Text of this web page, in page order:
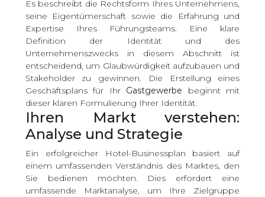
Es beschreibt die Rechtsform Ihres Unternehmens,
seine Eigentümerschaft sowie die Erfahrung und
Expertise Ihres Führungsteams. Eine klare
Definition der Identität und des
Unternehmenszwecks in diesem Abschnitt ist
entscheidend, um Glaubwürdigkeit aufzubauen und
Stakeholder zu gewinnen. Die Erstellung eines
Geschäftsplans für Ihr Gastgewerbe beginnt mit
dieser klaren Formulierung Ihrer Identität.
Ihren Markt verstehen:
Analyse und Strategie
Ein erfolgreicher Hotel-Businessplan basiert auf
einem umfassenden Verständnis des Marktes, den
Sie bedienen möchten. Dies erfordert eine
umfassende Marktanalyse, um Ihre Zielgruppe